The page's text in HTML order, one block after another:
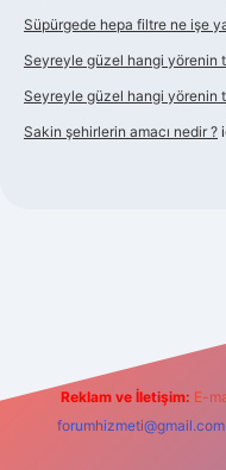
Süpürgede hepa filtre ne işe
Seyreyle güzel hangi yörenin
Seyreyle güzel hangi yörenin
Sakin şehirlerin amacı nedir ?
Reklam ve İletişim: E-
forumhizmeti@gmail.com